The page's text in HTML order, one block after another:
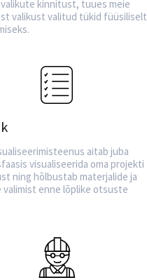
kinnitust, tuues meie
valikust valitud tükid füüsiliselt
aitab juba
visualiseerida oma projekti
ning hõlbustab materjalide ja
valimist enne lõplike otsuste